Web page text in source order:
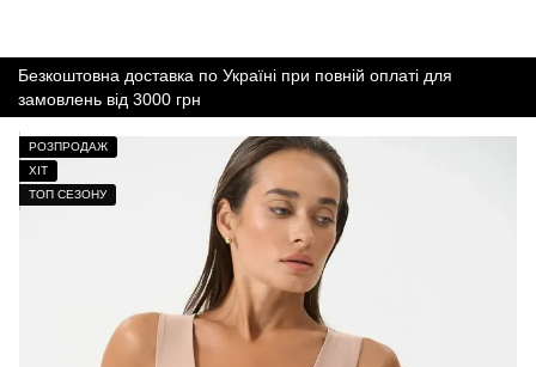
Безкоштовна доставка по Україні при повній оплаті для
замовлень від 3000 грн
РОЗПРОДАЖ
ХІТ
ТОП СЕЗОНУ